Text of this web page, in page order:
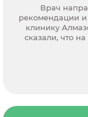
Врач
рекомендации и
клинику Алмазова. Записалась быстро,
сказали, что
времени, все
вопросы. Была